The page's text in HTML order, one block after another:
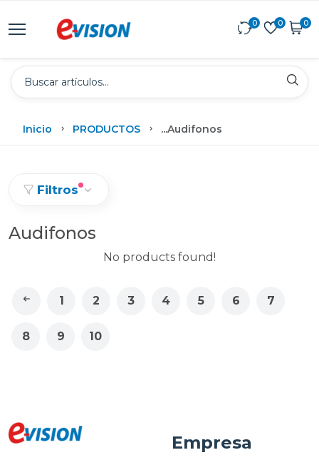
0 0 0
Inicio PRODUCTOS ...Audifonos
Filtros
Audifonos
No products found!
1 2 3 4 5 6 7
8 9 10
Empresa